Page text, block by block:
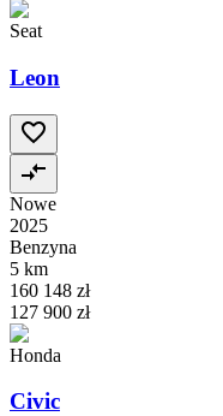
Seat
Leon
Nowe
2025
Benzyna
5 km
160 148 zł
127 900 zł
Honda
Civic